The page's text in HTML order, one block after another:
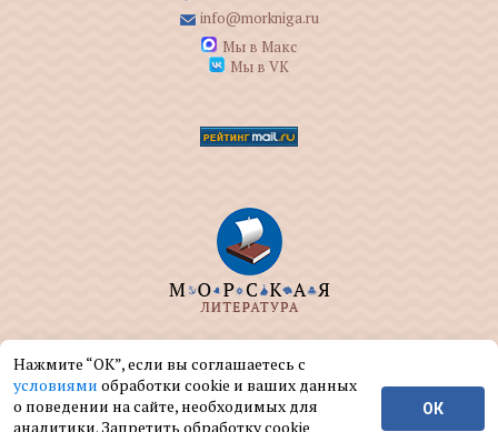
info@morkniga.ru
Мы в Макс
Мы в VK
ООО "МОРКНИГА" занимается изданием и
реализацией книг на морскую тематику.
© ООО "МОРКНИГА", 2004 — 2026 г.
Нажмите “ОК”, если вы соглашаетесь с
условиями обработки cookie и ваших данных
о поведении на сайте, необходимых для
аналитики. Запретить обработку cookie
ОК